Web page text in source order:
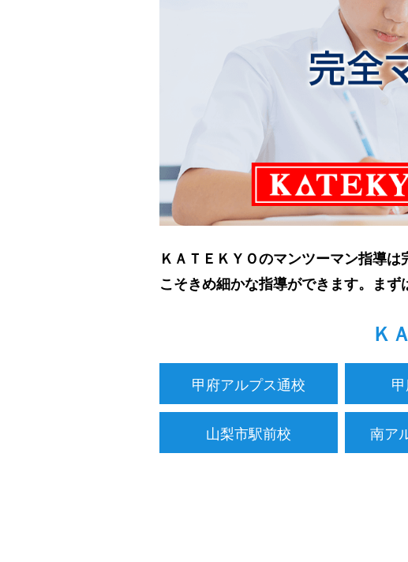
ＫＡＴＥＫＹＯのマンツーマン指導
こそきめ細かな指導ができます。まず
Ｋ
甲府アルプス通校
山梨市駅前校 南ア